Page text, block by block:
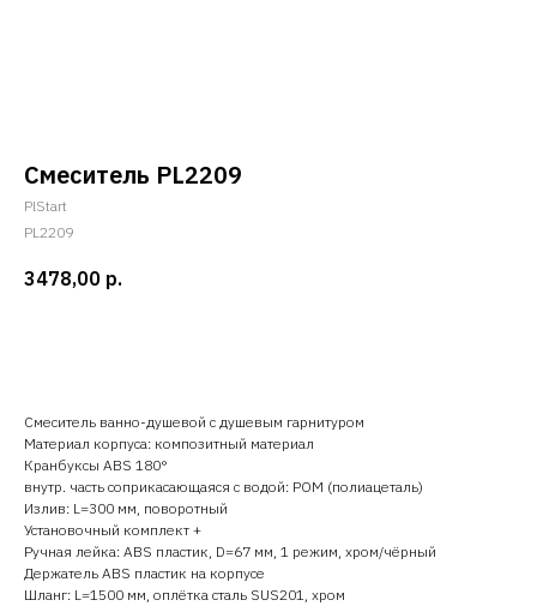
Смеситель PL2209
PlStart
PL2209
3478,00 р.
Cмеситель ванно-душевой с душевым гарнитуром
Материал корпуса: композитный материал
Кранбуксы ABS 180°
внутр. часть соприкасающаяся с водой: POM (полиацеталь)
Излив: L=300 мм, поворотный
Установочный комплект +
Ручная лейка: ABS пластик, D=67 мм, 1 режим, хром/чёрный
Держатель ABS пластик на корпусе
Шланг: L=1500 мм, оплётка сталь SUS201, хром